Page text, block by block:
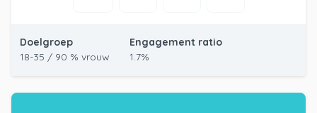
Doelgroep
18-35 / 90 % vrouw
Engagement ratio
1.7%